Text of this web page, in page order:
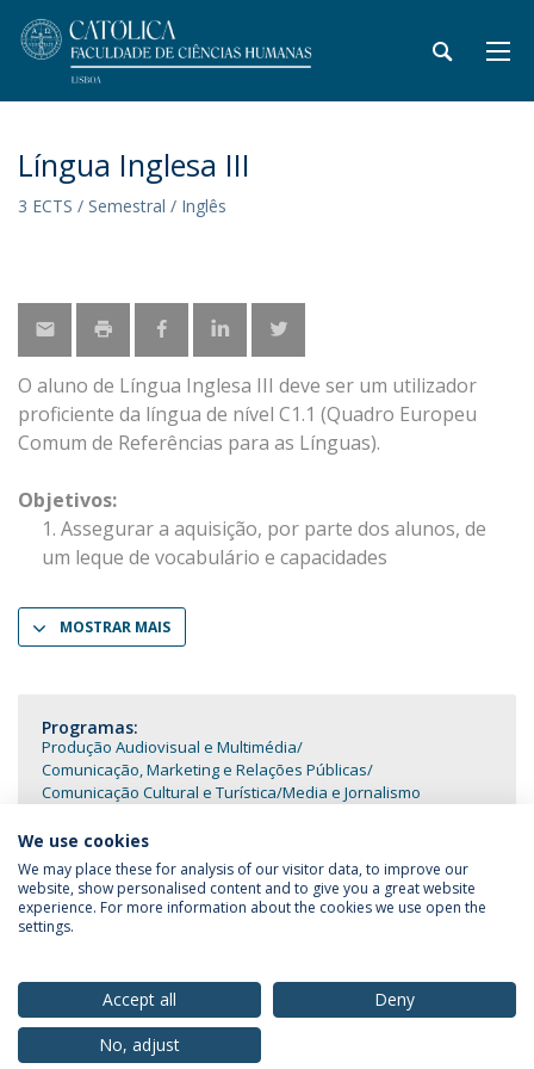
Língua Inglesa III
3 ECTS / Semestral / Inglês
O aluno de Língua Inglesa III deve ser um utilizador
proficiente da língua de nível C1.1 (Quadro Europeu
Comum de Referências para as Línguas).
Objetivos:
Assegurar a aquisição, por parte dos alunos, de
um leque de vocabulário e capacidades
MOSTRAR MAIS
Programas:
Produção Audiovisual e Multimédia
Comunicação, Marketing e Relações Públicas
Comunicação Cultural e Turística Media e Jornalismo
Política de Privacidade
Termos & Condições
© 2026 Universidade Católica Portuguesa
We use cookies
We may place these for analysis of our visitor data, to improve our
website, show personalised content and to give you a great website
experience. For more information about the cookies we use open the
settings.
Accept all
Deny
No, adjust